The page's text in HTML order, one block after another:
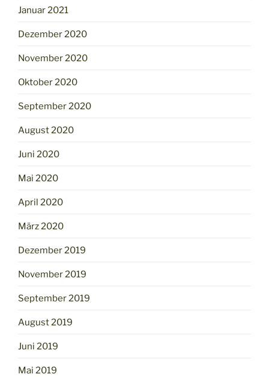
Januar 2021
Dezember 2020
November 2020
Oktober 2020
September 2020
August 2020
Juni 2020
Mai 2020
April 2020
März 2020
Dezember 2019
November 2019
September 2019
August 2019
Juni 2019
Mai 2019